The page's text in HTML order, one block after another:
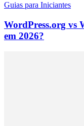
Guias para Iniciantes
WordPress.org vs
em 2026?